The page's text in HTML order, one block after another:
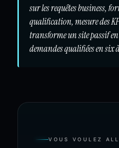
sur les requêtes business,
qualification, mesure des
transforme un site passif
demandes qualifiées en six
VOUS VOULEZ